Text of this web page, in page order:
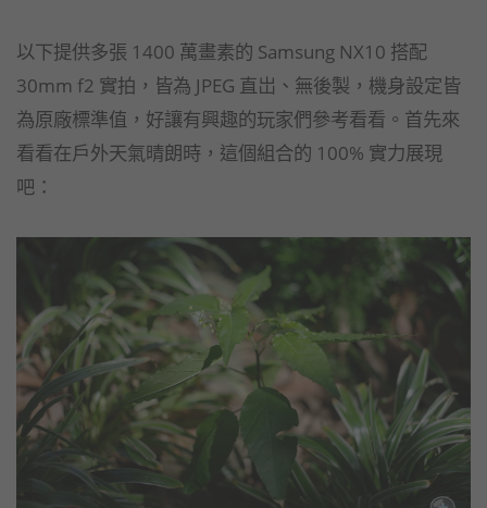
以下提供多張 1400 萬畫素的 Samsung NX10 搭配
30mm f2 實拍，皆為 JPEG 直岀、無後製，機身設定皆
為原廠標準值，好讓有興趣的玩家們參考看看。首先來
看看在戶外天氣晴朗時，這個組合的 100% 實力展現
吧：